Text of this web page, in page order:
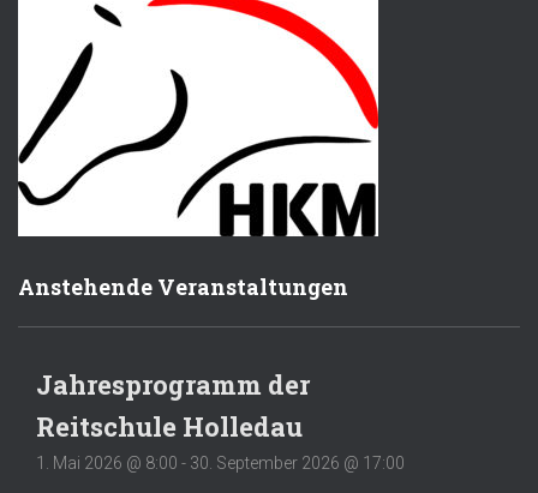
Anstehende Veranstaltungen
Jahresprogramm der
Reitschule Holledau
1. Mai 2026 @ 8:00 - 30. September 2026 @ 17:00